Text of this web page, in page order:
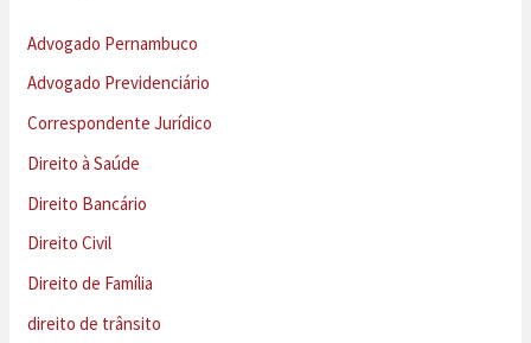
Advogado Pernambuco
Advogado Previdenciário
Correspondente Jurídico
Direito à Saúde
Direito Bancário
Direito Civil
Direito de Família
direito de trânsito